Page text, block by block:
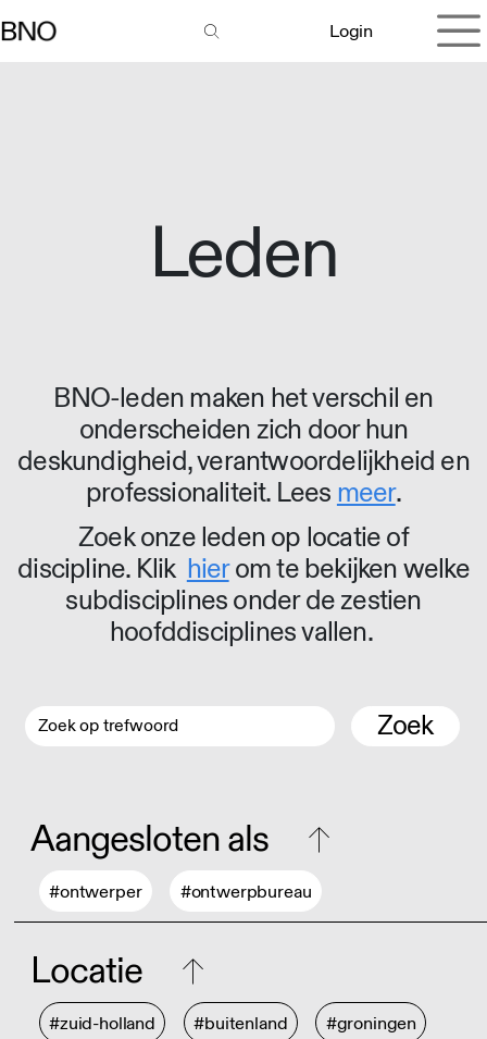
Login
Leden
BNO-leden maken het verschil en
onderscheiden zich door hun
deskundigheid, verantwoordelijkheid en
professionaliteit. Lees meer.
Zoek onze leden op locatie of
discipline. Klik hierom te bekijken welke
subdisciplines onder de zestien
hoofddisciplines vallen.
Zoek
Aangesloten als
#ontwerper #ontwerpbureau
Locatie
#zuid-holland #buitenland #groningen